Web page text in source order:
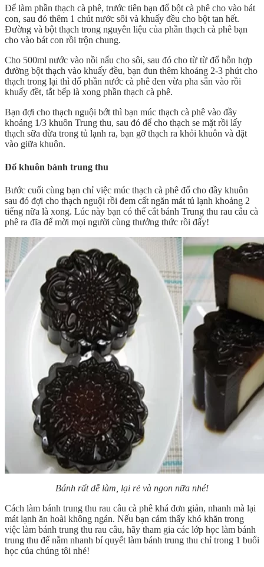
Để làm phần thạch cà phê, trước tiên bạn đổ bột cà phê cho vào bát
con, sau đó thêm 1 chút nước sôi và khuấy đều cho bột tan hết.
Đường và bột thạch trong nguyên liệu của phần thạch cà phê bạn
cho vào bát con rồi trộn chung.
Cho 500ml nước vào nồi nấu cho sôi, sau đó cho từ từ đổ hỗn hợp
đường bột thạch vào khuấy đều, bạn đun thêm khoảng 2-3 phút cho
thạch trong lại thì đổ phần nước cà phê đen vừa pha sẵn vào rồi
khuấy đềt, tắt bếp là xong phần thạch cà phê.
Bạn đợi cho thạch nguội bớt thì bạn múc thạch cà phê vào đầy
khoảng 1/3 khuôn Trung thu, sau đó để cho thạch se mặt rồi lấy
thạch sữa dừa trong tủ lạnh ra, bạn gỡ thạch ra khỏi khuôn và đặt
vào giữa khuôn.
Đổ khuôn bánh trung thu
Bước cuối cùng bạn chỉ việc múc thạch cà phê đổ cho đầy khuôn
sau đó đợi cho thạch nguội rồi đem cất ngăn mát tủ lạnh khoảng 2
tiếng nữa là xong. Lúc này bạn có thể cắt bánh Trung thu rau câu cà
phê ra đĩa để mời mọi người cùng thưởng thức rồi đấy!
Bánh rất dễ làm, lại rẻ và ngon nữa nhé!
Cách làm bánh trung thu rau câu cà phê khá đơn giản, nhanh mà lại
mát lạnh ăn hoài không ngán. Nếu bạn cảm thấy khó khăn trong
việc làm bánh trung thu rau câu, hãy tham gia các lớp học làm bánh
trung thu để nắm nhanh bí quyết làm bánh trung thu chỉ trong 1 buổi
học của chúng tôi nhé!